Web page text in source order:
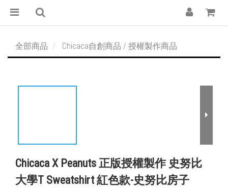
全部商品 Chicaca自創商品 / 授權製作商品
Chicaca X Peanuts 正版授權製作 史努比
大學T Sweatshirt 紅色款-史努比房子